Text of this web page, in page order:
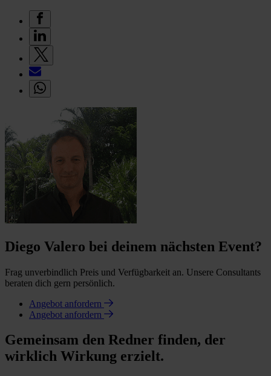
Diego Valero bei deinem nächsten Event?
Frag unverbindlich Preis und Verfügbarkeit an. Unsere Consultants
beraten dich gern persönlich.
Angebot anfordern
Angebot anfordern
Gemeinsam den Redner finden, der
wirklich Wirkung erzielt.